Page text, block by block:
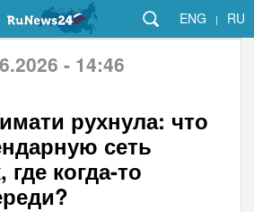
ENG | RU
- 14:46
рухнула: что
сеть
когда-то